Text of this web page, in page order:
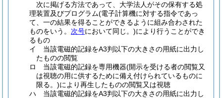
次に掲げる方法であって、大学法人がその保有する処
理装置及びプログラム(電子計算機に対する指令であっ
て、一の結果を得ることができるように組み合わされた
ものをいう。 次号において同じ。)により行うことができ
るもの
イ
当該電磁的記録をA3判以下の大きさの用紙に出力し
たものの閲覧
ロ
当該電磁的記録を専用機器(開示を受ける者の閲覧又
は視聴の用に供するために備え付けられているものに
限る。)により再生したものの閲覧又は視聴
ハ
当該電磁的記録をA3判以下の大きさの用紙に出力し